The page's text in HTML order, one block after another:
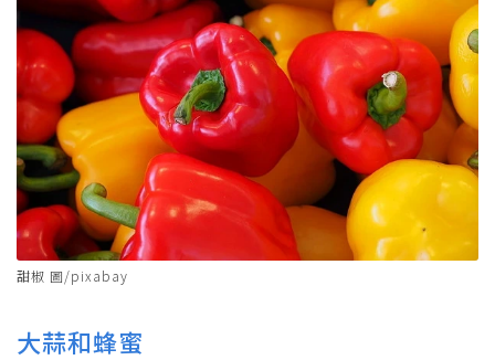
甜椒 圖/pixabay
大蒜和蜂蜜